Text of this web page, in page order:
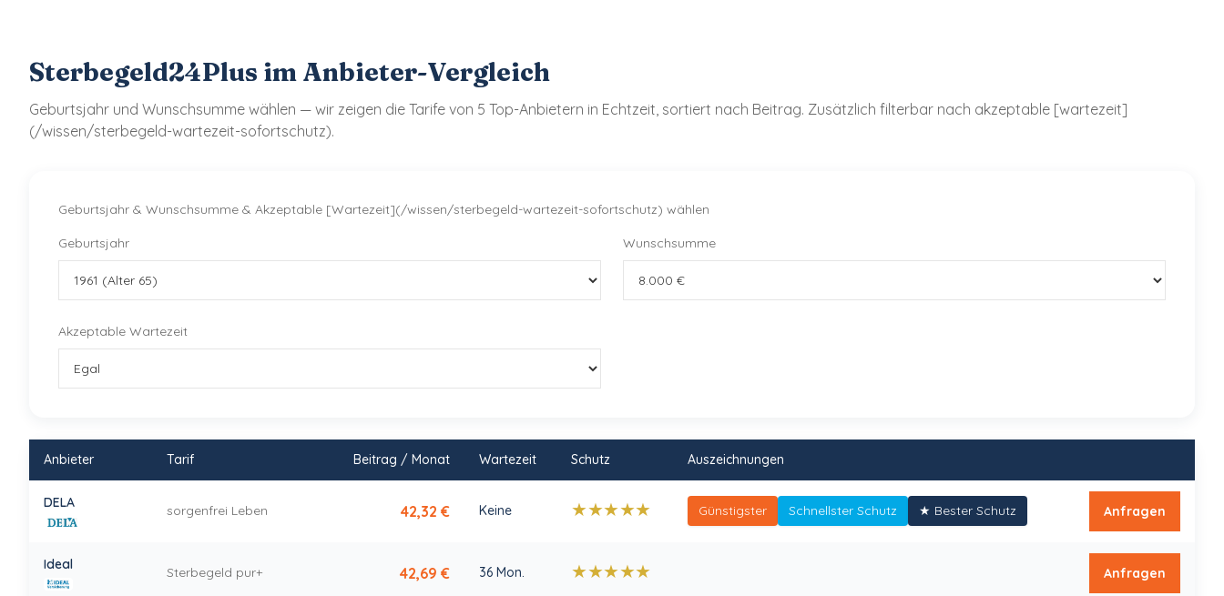
Sterbegeld24Plus im Anbieter-Vergleich
Geburtsjahr und Wunschsumme wählen — wir zeigen die Tarife von 5 Top-Anbietern in Echtzeit, sortiert nach Beitrag. Zusätzlich filterbar nach akzeptable [wartezeit]
(/wissen/sterbegeld-wartezeit-sofortschutz).
Geburtsjahr & Wunschsumme & Akzeptable [Wartezeit](/wissen/sterbegeld-wartezeit-sofortschutz) wählen
Geburtsjahr Wunschsumme
Akzeptable Wartezeit
Anbieter Tarif Beitrag / Monat Wartezeit Schutz Auszeichnungen
DELA sorgenfrei Leben 42,32 € Keine ★★★★★ Günstigster Schnellster Schutz ★ Bester Schutz Anfragen
Ideal Sterbegeld pur+ 42,69 € 36 Mon. ★★★★★ Anfragen